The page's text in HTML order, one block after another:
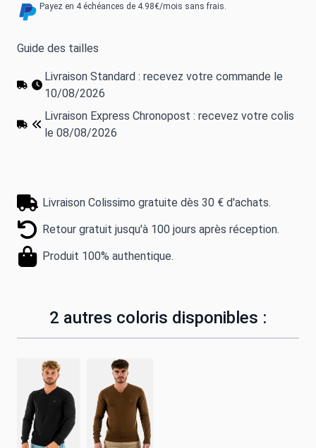
Payez en 4 échéances de 4.98€/mois sans frais.
Guide des tailles
Livraison Standard : recevez votre commande le
10/08/2026
Livraison Express Chronopost : recevez votre colis
le 08/08/2026
Livraison Colissimo gratuite dès 30 € d'achats.
Retour gratuit jusqu'à 100 jours après réception.
Produit 100% authentique.
2 autres coloris disponibles :